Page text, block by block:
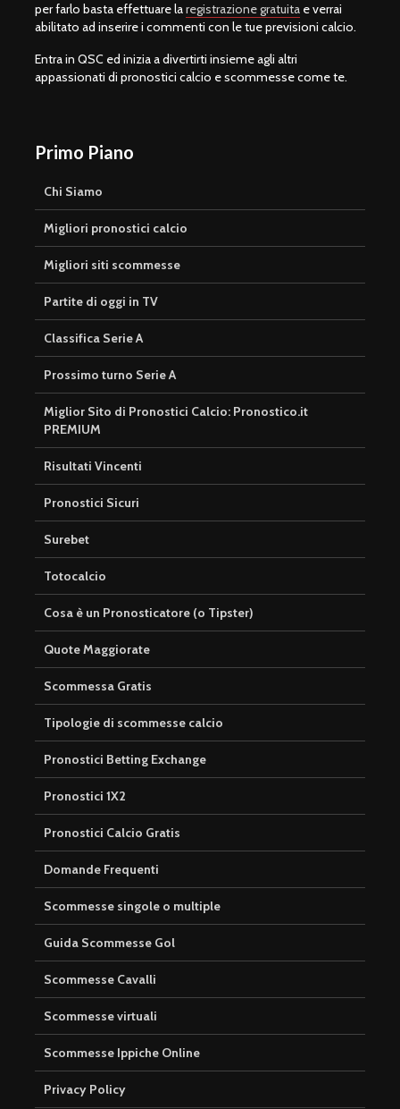
per farlo basta effettuare laregistrazione gratuita e verrai
abilitato ad inserire i commenti con le tue previsioni calcio.
Entra in QSC ed inizia a divertirti insieme agli altri
appassionati di pronostici calcio e scommesse come te.
Primo Piano
Chi Siamo
Migliori pronostici calcio
Migliori siti scommesse
Partite di oggi in TV
Classifica Serie A
Prossimo turno Serie A
Miglior Sito di Pronostici Calcio: Pronostico.it
PREMIUM
Risultati Vincenti
Pronostici Sicuri
Surebet
Totocalcio
Cosa è un Pronosticatore (o Tipster)
Quote Maggiorate
Scommessa Gratis
Tipologie di scommesse calcio
Pronostici Betting Exchange
Pronostici 1X2
Pronostici Calcio Gratis
Domande Frequenti
Scommesse singole o multiple
Guida Scommesse Gol
Scommesse Cavalli
Scommesse virtuali
Scommesse Ippiche Online
Privacy Policy